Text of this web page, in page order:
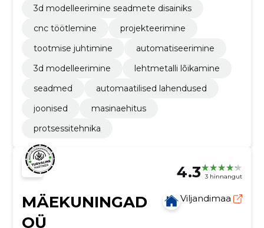
3d modelleerimine seadmete disainiks
cnc töötlemine
projekteerimine
tootmise juhtimine
automatiseerimine
3d modelleerimine
lehtmetalli lõikamine
seadmed
automaatilised lahendused
joonised
masinaehitus
protsessitehnika
4.3 3 hinnangut
MÄEKUNINGAD
OÜ
Viljandimaa